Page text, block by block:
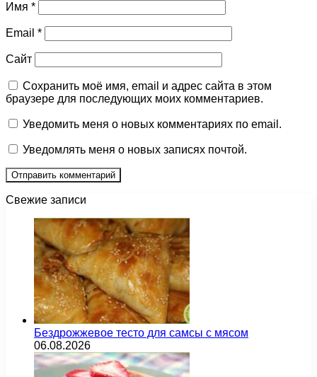
Имя *
Email *
Сайт
Сохранить моё имя, email и адрес сайта в этом
браузере для последующих моих комментариев.
Уведомить меня о новых комментариях по email.
Уведомлять меня о новых записях почтой.
Свежие записи
Бездрожжевое тесто для самсы с мясом
06.08.2026